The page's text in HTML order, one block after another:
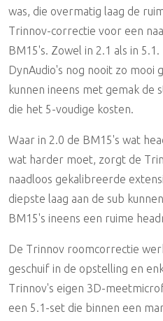
was, die overmatig laag de
Trinnov-correctie voor een
BM15's. Zowel in 2.1 als in
DynAudio's nog nooit zo mooi
kunnen ineens met gemak de
die het 5-voudige kosten.
Waar in 2.0 de BM15's wat
wat harder moet, zorgt de
naadloos gekalibreerde
diepste laag aan de sub
BM15's ineens een ruime
De Trinnov roomcorrectie
geschuif in de opstelling en
Trinnov's eigen 3D-
een 5.1-set die binnen een